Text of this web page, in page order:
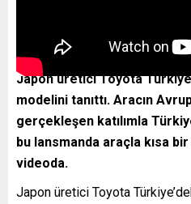
Japon üretici Toyota
modelini tanıttı. Aracın
gerçekleşen katılımla
bu lansmanda araçla kısa
videoda.
Japon üretici Toyota